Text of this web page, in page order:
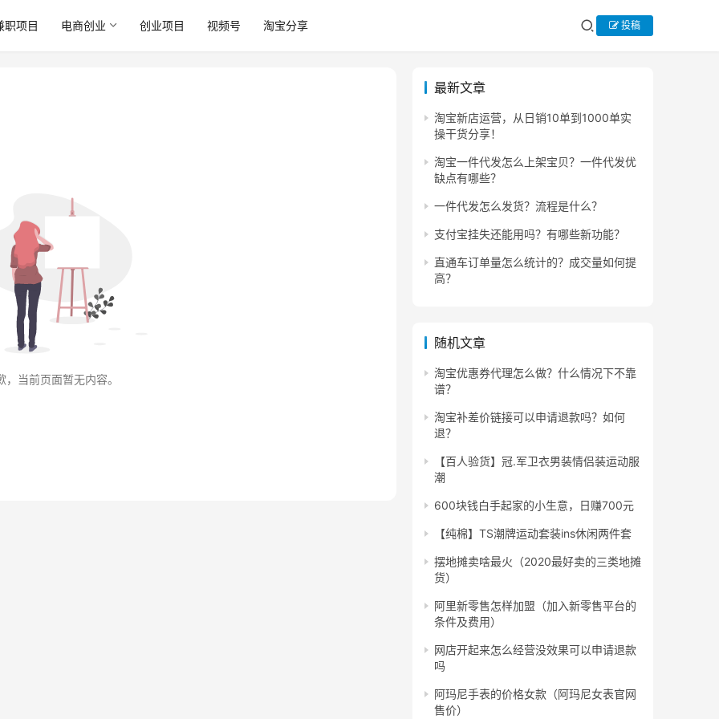
职项目 电商创业 创业项目 视频号 淘宝分享 投稿
，当前页面暂无内容。
最新文章
淘宝新店运营，从日销10单到1000单实
操干货分享！
淘宝一件代发怎么上架宝贝？一件代发优
缺点有哪些？
一件代发怎么发货？流程是什么？
支付宝挂失还能用吗？有哪些新功能？
直通车订单量怎么统计的？成交量如何提
高？
随机文章
淘宝优惠券代理怎么做？什么情况下不靠
谱？
淘宝补差价链接可以申请退款吗？如何
退？
【百人验货】冠.军卫衣男装情侣装运动服
潮
600块钱白手起家的小生意，日赚700元
【纯棉】TS潮牌运动套装ins休闲两件套
摆地摊卖啥最火（2020最好卖的三类地摊
货）
阿里新零售怎样加盟（加入新零售平台的
条件及费用）
网店开起来怎么经营没效果可以申请退款
吗
阿玛尼手表的价格女款（阿玛尼女表官网
售价）